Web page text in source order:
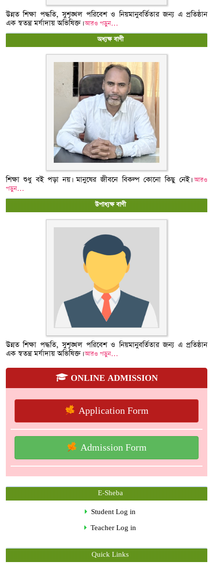
উন্নত শিক্ষা পদ্ধতি, সুশৃঙ্খল পরিবেশ ও নিয়মানুবর্তিতার জন্য এ প্রতিষ্ঠান
এক স্বতন্ত্র মর্যাদায় অভিষিক্ত।আরও পড়ুন…
অধ্যক্ষ বাণী
শিক্ষা শুধু বই পড়া নয়। মানুষের জীবনে বিকল্প কোনো কিছু নেই।আরও
পড়ুন…
উপাধ্যক্ষ বাণী
উন্নত শিক্ষা পদ্ধতি, সুশৃঙ্খল পরিবেশ ও নিয়মানুবর্তিতার জন্য এ প্রতিষ্ঠান
এক স্বতন্ত্র মর্যাদায় অভিষিক্ত।আরও পড়ুন…
ONLINE ADMISSION
Application Form
Admission Form
E-Sheba
Student Log in
Teacher Log in
Quick Links